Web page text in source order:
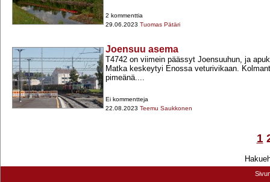
2 kommenttia
29.06.2023 Tuomas Pätäri
Joensuu asema
T4742 on viimein päässyt Joensuuhun, ja
Matka keskeytyi Enossa veturivikaan.
pimeänä....
Ei kommentteja
22.08.2023 Teemu Saukkonen
1